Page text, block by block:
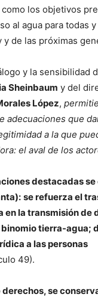
los objetivos
al agua para todas
y de las próximas
y la sensibilidad
Sheinbaum y del
López,
adecuaciones que
a la que
el aval de los
destacadas
se refuerza el
en la transmisión de
tierra-agua;
a las personas
49).
derechos, se